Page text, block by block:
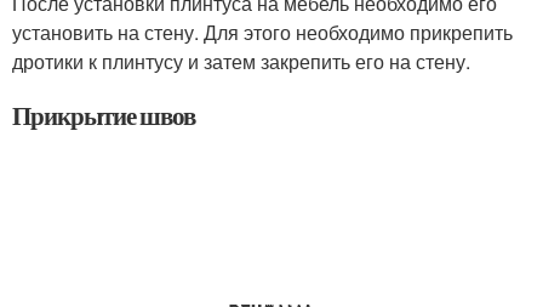
установить на стену. Для этого необходимо прикрепить
дротики к плинтусу и затем закрепить его на стену.
Прикрытие швов